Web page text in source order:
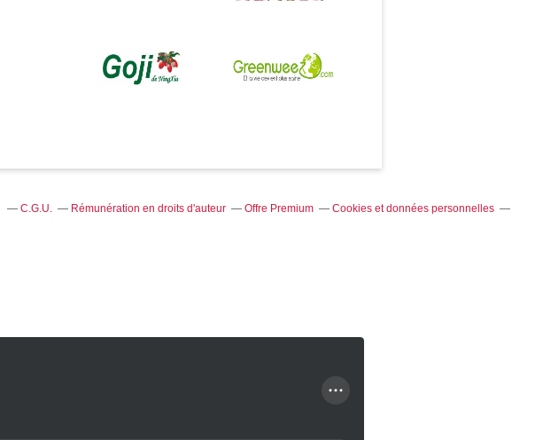
C.G.U. Rémunération en droits d'auteur Offre Premium Cookies et données personnelles